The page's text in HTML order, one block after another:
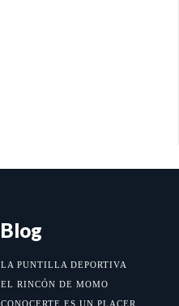
Blog
LA PUNTILLA DEPORTIVA
EL RINCÓN DE MOMO
CONOCERTE ES UN PLACER